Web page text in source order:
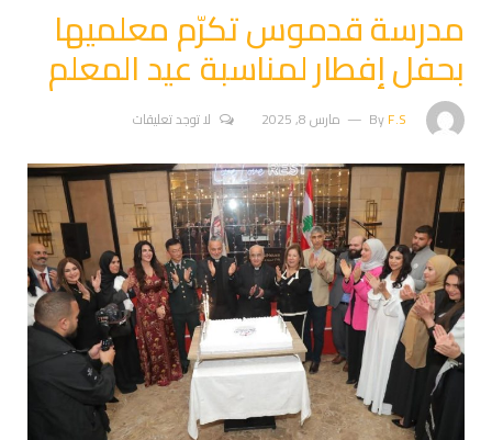
مدرسة قدموس تكرّم معلميها
بحفل إفطار لمناسبة عيد المعلم
ByF.S مارس 8, 2025 لا توجد تعليقات